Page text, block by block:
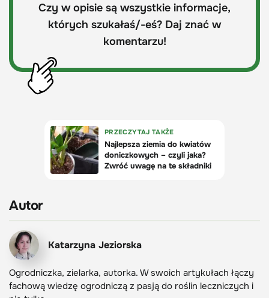
Czy w opisie są wszystkie informacje,
których szukałaś/-eś? Daj znać w
komentarzu!
Autor
Katarzyna Jeziorska
Ogrodniczka, zielarka, autorka. W swoich artykułach łączy
fachową wiedzę ogrodniczą z pasją do roślin leczniczych i